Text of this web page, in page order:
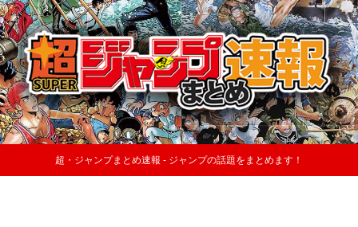
超・ジャンプまとめ速報 - ジャンプの話題をまとめます！